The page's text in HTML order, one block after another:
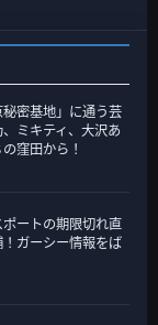
密基地」に通う芸
ミキティ、大沢あ
窪田から！
ートの期限切れ直
ガーシー情報をば